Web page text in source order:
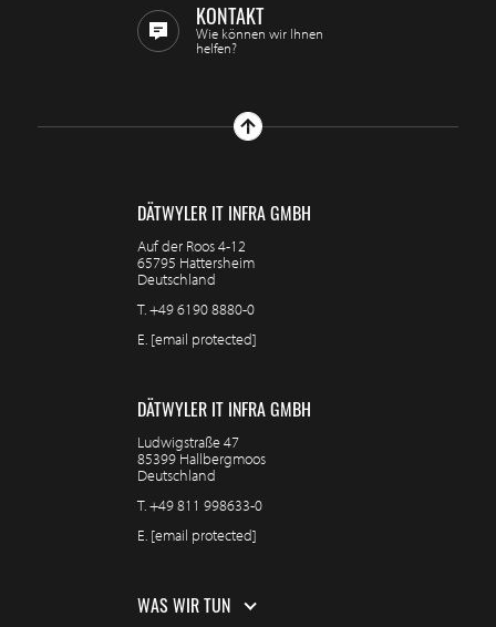
KONTAKT
Wie können wir Ihnen
helfen?
DÄTWYLER IT INFRA GMBH
Auf der Roos 4-12
65795 Hattersheim
Deutschland
T.+49 6190 8880-0
E. [email protected]
DÄTWYLER IT INFRA GMBH
Ludwigstraße 47
85399 Hallbergmoos
Deutschland
T.+49 811 998633-0
E. [email protected]
WAS WIR TUN